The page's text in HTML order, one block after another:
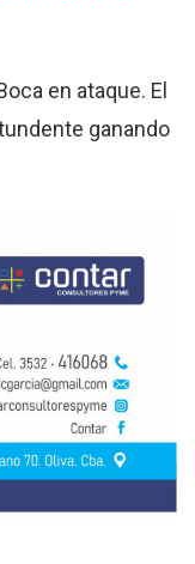
en ataque. El
ganando